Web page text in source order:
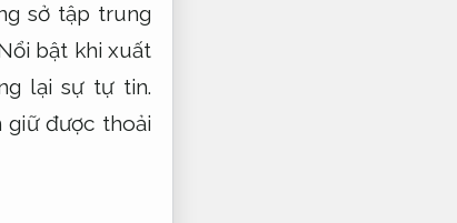
sở tập trung
bật khi xuất
lại sự tự tin.
giữ được thoải